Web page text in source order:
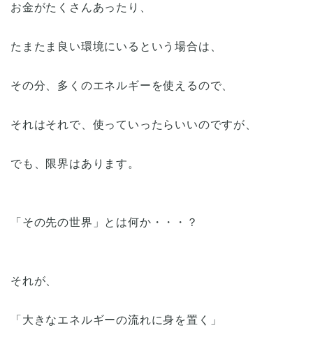
お金がたくさんあったり、
たまたま良い環境にいるという場合は、
その分、多くのエネルギーを使えるので、
それはそれで、使っていったらいいのですが、
でも、限界はあります。
「その先の世界」とは何か・・・？
それが、
「大きなエネルギーの流れに身を置く」